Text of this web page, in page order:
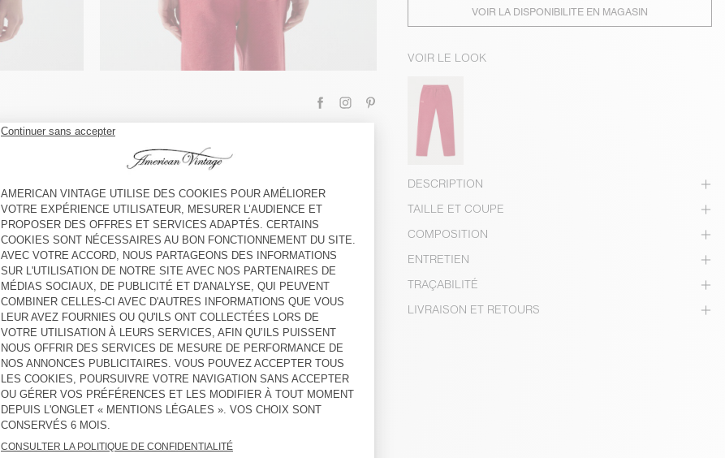
VOIR LA DISPONIBILITE EN MAGASIN
VOIR LE LOOK
DESCRIPTION
TAILLE ET COUPE
COMPOSITION
ENTRETIEN
TRAÇABILITÉ
LIVRAISON ET RETOURS
SWEAT HOMME DOVEN
SWEAT HOMME DOVEN